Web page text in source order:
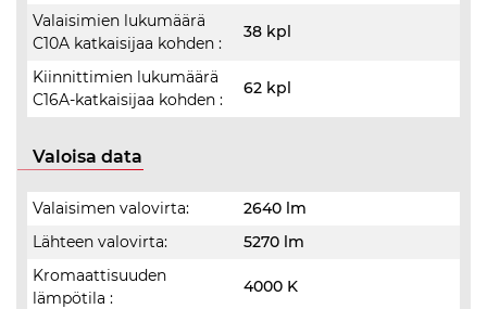
Valaisimien lukumäärä
C10A katkaisijaa kohden :
38 kpl
Kiinnittimien lukumäärä
C16A-katkaisijaa kohden :
62 kpl
Valoisa data
Valaisimen valovirta:
2640 lm
Lähteen valovirta:
5270 lm
Kromaattisuuden
lämpötila :
4000 K